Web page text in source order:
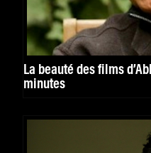
La beauté des films
minutes